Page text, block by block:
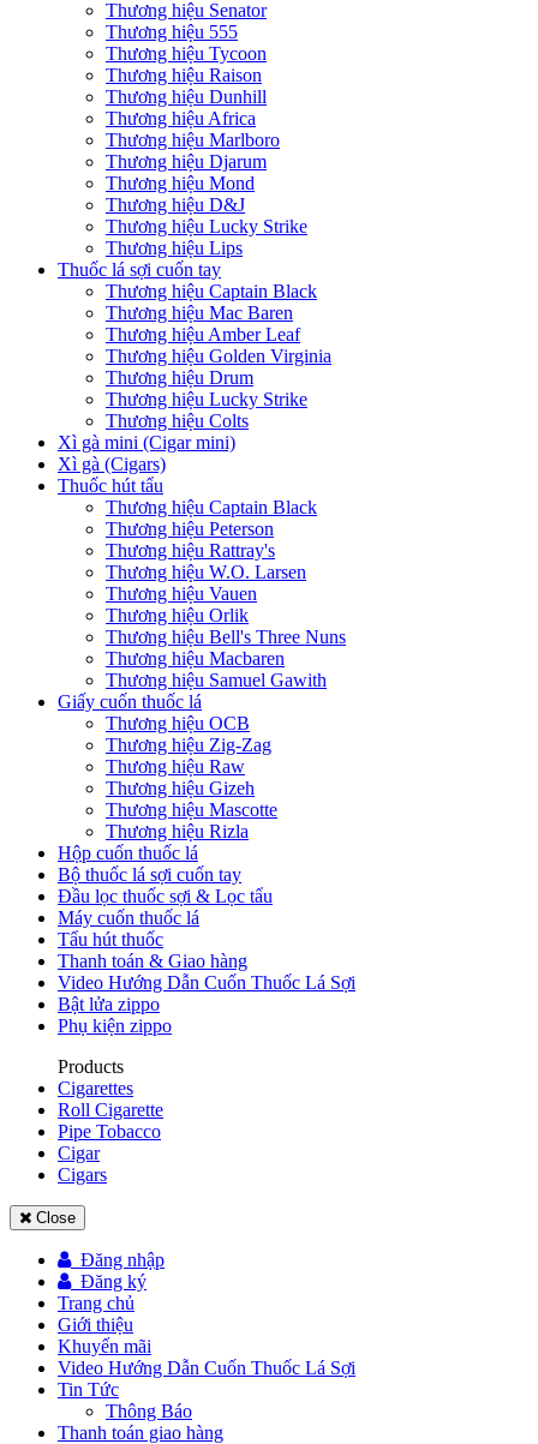
Thương hiệu Senator
Thương hiệu 555
Thương hiệu Tycoon
Thương hiệu Raison
Thương hiệu Dunhill
Thương hiệu Africa
Thương hiệu Marlboro
Thương hiệu Djarum
Thương hiệu Mond
Thương hiệu D&J
Thương hiệu Lucky Strike
Thương hiệu Lips
Thuốc lá sợi cuốn tay
Thương hiệu Captain Black
Thương hiệu Mac Baren
Thương hiệu Amber Leaf
Thương hiệu Golden Virginia
Thương hiệu Drum
Thương hiệu Lucky Strike
Thương hiệu Colts
Xì gà mini (Cigar mini)
Xì gà (Cigars)
Thuốc hút tẩu
Thương hiệu Captain Black
Thương hiệu Peterson
Thương hiệu Rattray's
Thương hiệu W.O. Larsen
Thương hiệu Vauen
Thương hiệu Orlik
Thương hiệu Bell's Three Nuns
Thương hiệu Macbaren
Thương hiệu Samuel Gawith
Giấy cuốn thuốc lá
Thương hiệu OCB
Thương hiệu Zig-Zag
Thương hiệu Raw
Thương hiệu Gizeh
Thương hiệu Mascotte
Thương hiệu Rizla
Hộp cuốn thuốc lá
Bộ thuốc lá sợi cuốn tay
Đầu lọc thuốc sợi & Lọc tẩu
Máy cuốn thuốc lá
Tẩu hút thuốc
Thanh toán & Giao hàng
Video Hướng Dẫn Cuốn Thuốc Lá Sợi
Bật lửa zippo
Phụ kiện zippo
Products
Cigarettes
Roll Cigarette
Pipe Tobacco
Cigar
Cigars
Close
Đăng nhập
Đăng ký
Trang chủ
Giới thiệu
Khuyến mãi
Video Hướng Dẫn Cuốn Thuốc Lá Sợi
Tin Tức
Thông Báo
Thanh toán giao hàng